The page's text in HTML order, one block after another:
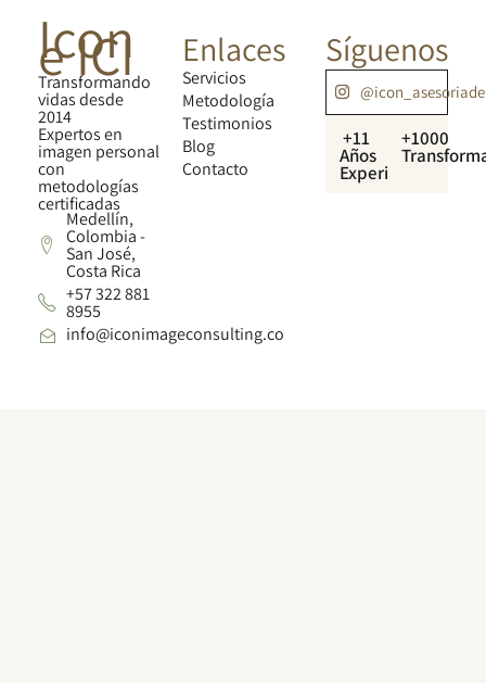
Icon
e ICI
Transformando
vidas desde
2014
Expertos en
imagen personal
con
metodologías
certificadas
Medellín,
Colombia -
San José,
Costa Rica
+57 322 881
8955
info@iconimageconsulting.co
Enlaces
Servicios
Metodología
Testimonios
Blog
Contacto
Síguenos
+11
Años
Experiencia
+1000